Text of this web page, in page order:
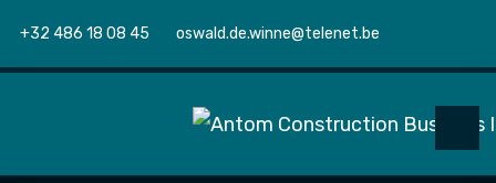
+32 486 18 08 45 oswald.de.winne@telenet.be